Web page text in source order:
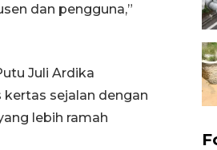
dan pengguna,”
Juli Ardika
sejalan dengan
lebih ramah